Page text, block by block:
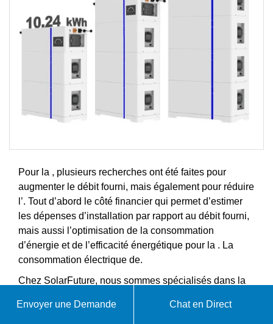
Pour la , plusieurs recherches ont été faites pour
augmenter le débit fourni, mais également pour réduire
l’. Tout d’abord le côté financier qui permet d’estimer
les dépenses d’installation par rapport au débit fourni,
mais aussi l’optimisation de la consommation
d’énergie et de l’efficacité énergétique pour la . La
consommation électrique de.
Chez SolarFuture, nous sommes spécialisés dans la
le stockage d'énergie domestique et les solutions
Envoyer une Demande Chat en Direct